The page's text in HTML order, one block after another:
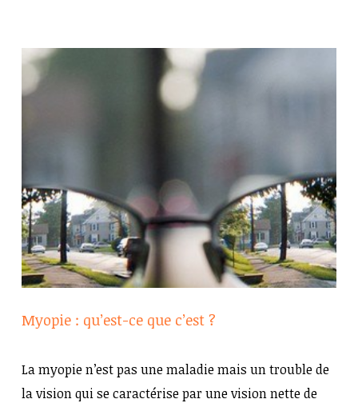
Myopie : qu’est-ce que c’est ?
La myopie n’est pas une maladie mais un trouble de
la vision qui se caractérise par une vision nette de